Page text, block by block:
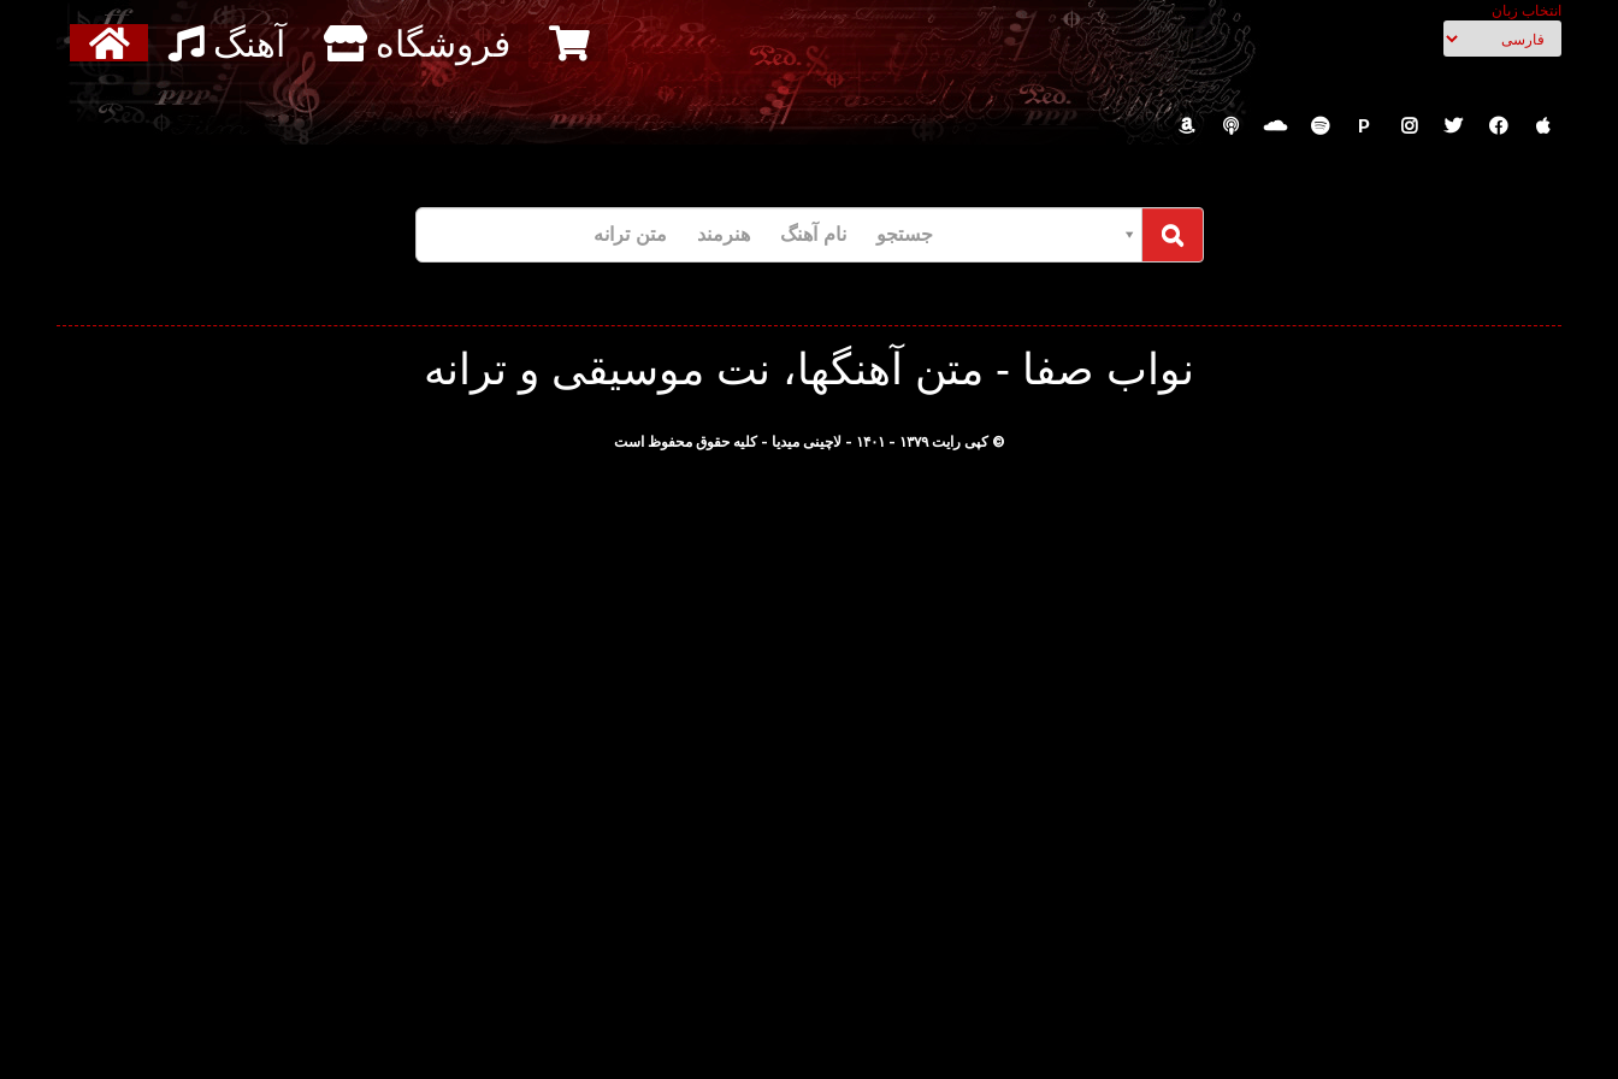
انتخاب زبان
آهنگ فروشگاه
P
جستجو نام آهنگ هنرمند متن ترانه
نواب صفا - متن آهنگها، نت موسیقی و ترانه
© کپی رایت ۱۳۷۹ - ۱۴۰۱ - لاچینی میدیا - کلیه حقوق محفوظ است